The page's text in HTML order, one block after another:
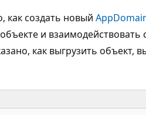
как создать новый
объекте и
как выгрузить